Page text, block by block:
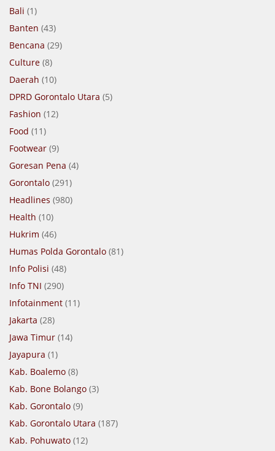
Bali (1)
Banten (43)
Bencana (29)
Culture (8)
Daerah (10)
DPRD Gorontalo Utara (5)
Fashion (12)
Food (11)
Footwear (9)
Goresan Pena (4)
Gorontalo (291)
Headlines (980)
Health (10)
Hukrim (46)
Humas Polda Gorontalo (81)
Info Polisi (48)
Info TNI (290)
Infotainment (11)
Jakarta (28)
Jawa Timur (14)
Jayapura (1)
Kab. Boalemo (8)
Kab. Bone Bolango (3)
Kab. Gorontalo (9)
Kab. Gorontalo Utara (187)
Kab. Pohuwato (12)